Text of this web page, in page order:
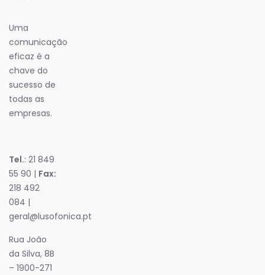
Uma
comunicação
eficaz é a
chave do
sucesso de
todas as
empresas.
Tel.: 21 849
55 90 | Fax:
218 492
084 |
geral@lusofonica.pt
Rua João
da Silva, 8B
– 1900-271